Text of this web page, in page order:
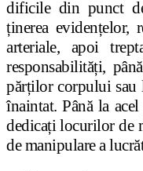
dificile din punct
ținerea evidențelor,
arteriale, apoi
responsabilități,
părților corpului sau
înaintat. Până la
dedicați locurilor de
de manipulare a